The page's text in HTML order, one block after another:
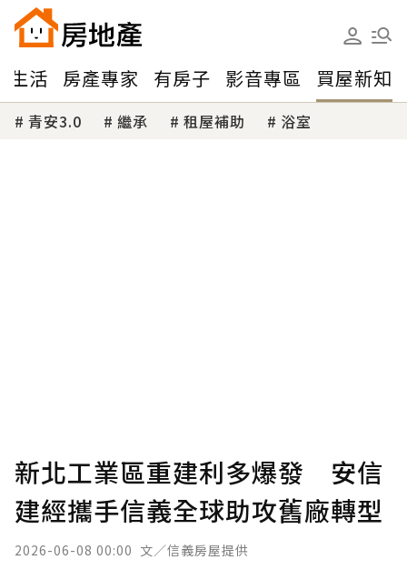
生活 房產專家 有房子 影音專區 買屋新知
青安3.0 繼承 租屋補助 浴室
新北工業區重建利多爆發 安信
建經攜手信義全球助攻舊廠轉型
2026-06-08 00:00 文／信義房屋提供